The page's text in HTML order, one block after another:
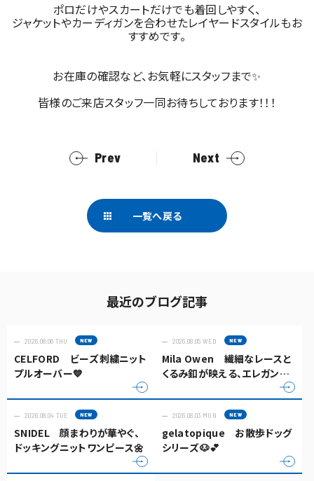
ポロだけやスカートだけでも着回しやすく、
ジャケットやカーディガンを合わせたレイヤードスタイルもお
すすめです。
お在庫の確認など、お気軽にスタッフまで✨
皆様のご来店スタッフ一同お待ちしております！！！
Prev Next
一覧へ戻る
最近のブログ記事
2026.08.06 THU
CELFORD ビーズ刺繍ニット
プルオーバー💙
2026.08.05 WED
Mila Owen 繊細なレースと
くるみ釦が映える、エレガント
2026.08.04 TUE
SNIDEL 顔まわりが華やぐ、
ドッキングニットワンピース🌼
2026.08.03 MON
gelatopique お散歩ドッグ
シリーズ🐶💕